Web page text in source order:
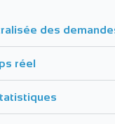
des
réel